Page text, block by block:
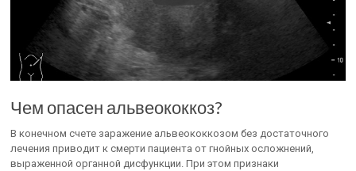
Чем опасен альвеококкоз?
В конечном счете заражение альвеококкозом без достаточного
лечения приводит к смерти пациента от гнойных осложнений,
выраженной органной дисфункции. При этом признаки